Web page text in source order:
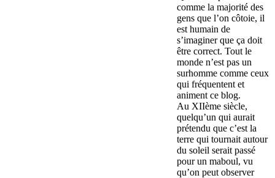
comme la majorité des
gens que l’on côtoie, il
est humain de
s’imaginer que ça doit
être correct. Tout le
monde n’est pas un
surhomme comme ceux
qui fréquentent et
animent ce blog.
Au XIIème siècle,
quelqu’un qui aurait
prétendu que c’est la
terre qui tournait autour
du soleil serait passé
pour un maboul, vu
qu’on peut observer